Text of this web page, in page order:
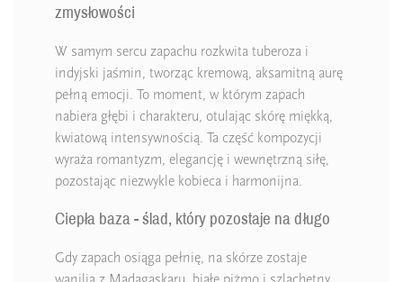
zmysłowości
W samym sercu zapachu rozkwita tuberoza i
indyjski jaśmin, tworząc kremową, aksamitną aurę
pełną emocji. To moment, w którym zapach
nabiera głębi i charakteru, otulając skórę miękką,
kwiatową intensywnością. Ta część kompozycji
wyraża romantyzm, elegancję i wewnętrzną siłę,
pozostając niezwykle kobieca i harmonijna.
Ciepła baza - ślad, który pozostaje na długo
Gdy zapach osiąga pełnię, na skórze zostaje